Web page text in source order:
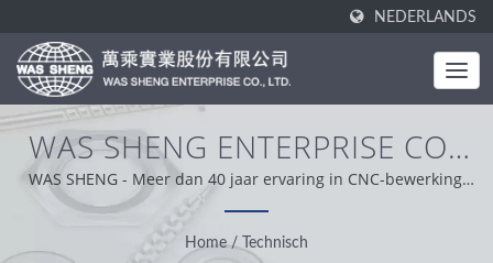
NEDERLANDS
WAS SHENG ENTERPRISE CO.,
LTD.
WAS SHENG - Meer dan 40 jaar ervaring in CNC-bewerking,
stempelen en koud smeden.
Home / Technisch